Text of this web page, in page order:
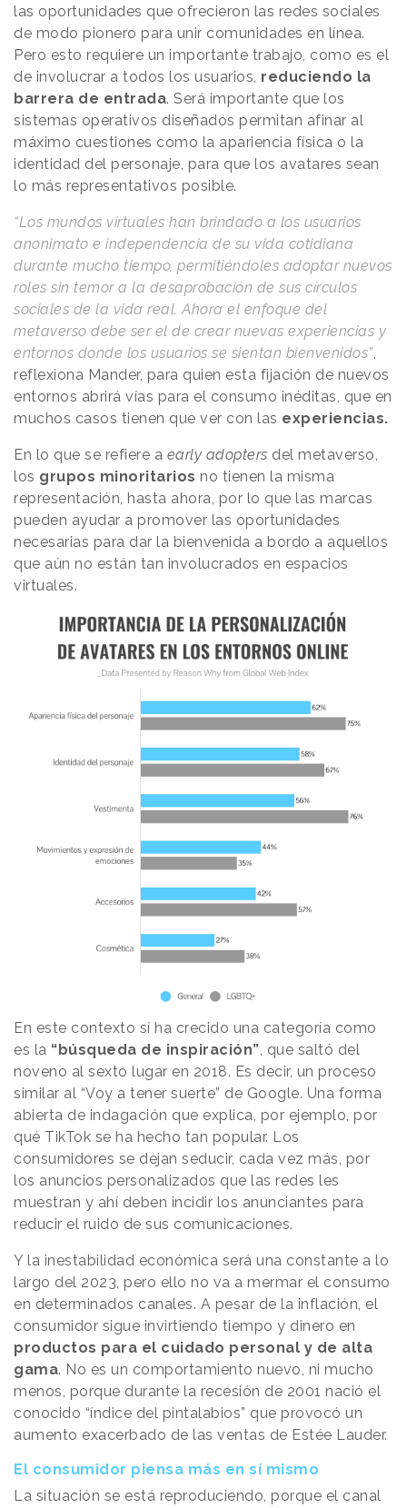
las oportunidades que ofrecieron las redes sociales
de modo pionero para unir comunidades en línea.
Pero esto requiere un importante trabajo, como es el
de involucrar a todos los usuarios, reduciendo la
barrera de entrada. Será importante que los
sistemas operativos diseñados permitan afinar al
máximo cuestiones como la apariencia física o la
identidad del personaje, para que los avatares sean
lo más representativos posible.
“Los mundos virtuales han brindado a los usuarios
anonimato e independencia de su vida cotidiana
durante mucho tiempo, permitiéndoles adoptar nuevos
roles sin temor a la desaprobación de sus círculos
sociales de la vida real. Ahora el enfoque del
metaverso debe ser el de crear nuevas experiencias y
entornos donde los usuarios se sientan bienvenidos”,
reflexiona Mander, para quien esta fijación de nuevos
entornos abrirá vías para el consumo inéditas, que en
muchos casos tienen que ver con las experiencias.
En lo que se refiere a early adopters del metaverso,
los grupos minoritarios no tienen la misma
representación, hasta ahora, por lo que las marcas
pueden ayudar a promover las oportunidades
necesarias para dar la bienvenida a bordo a aquellos
que aún no están tan involucrados en espacios
virtuales.
En este contexto sí ha crecido una categoría como
es la “búsqueda de inspiración”, que saltó del
noveno al sexto lugar en 2018. Es decir, un proceso
similar al “Voy a tener suerte” de Google. Una forma
abierta de indagación que explica, por ejemplo, por
qué TikTok se ha hecho tan popular. Los
consumidores se dejan seducir, cada vez más, por
los anuncios personalizados que las redes les
muestran y ahí deben incidir los anunciantes para
reducir el ruido de sus comunicaciones.
Y la inestabilidad económica será una constante a lo
largo del 2023, pero ello no va a mermar el consumo
en determinados canales. A pesar de la inflación, el
consumidor sigue invirtiendo tiempo y dinero en
productos para el cuidado personal y de alta
gama. No es un comportamiento nuevo, ni mucho
menos, porque durante la recesión de 2001 nació el
conocido “índice del pintalabios” que provocó un
aumento exacerbado de las ventas de Estée Lauder.
El consumidor piensa más en sí mismo
La situación se está reproduciendo, porque el canal